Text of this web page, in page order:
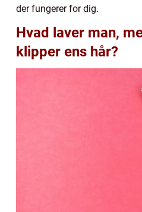
der fungerer for dig.
Hvad laver man,
klipper ens hår?